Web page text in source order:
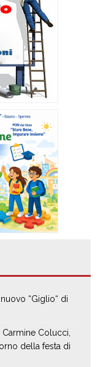
“Giglio“ di
Carmine Colucci,
della festa di